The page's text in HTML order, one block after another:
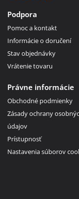
Podpora
Pomoc a kontakt
Informácie o doručení
Stav objednávky
Vrátenie tovaru
Právne informácie
Obchodné podmienky
Zásady ochrany
údajov
Prístupnosť
Nastavenia súborov